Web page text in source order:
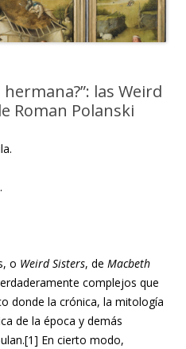
las Weird
Roman Polanski
o Weird Sisters, de Macbeth
complejos que
donde la crónica, la mitología
de la época y demás
En cierto modo,